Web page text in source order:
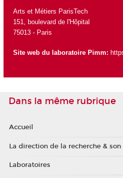
Arts et Métiers ParisTech
151, boulevard de l'Hôpital
75013 - Paris
Site web du laboratoire Pimm:
Dans la même rubrique
Accueil
La direction de la recherche & son
Laboratoires